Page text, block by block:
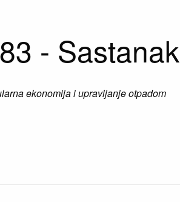
- Sastanak
ekonomija i upravljanje otpadom